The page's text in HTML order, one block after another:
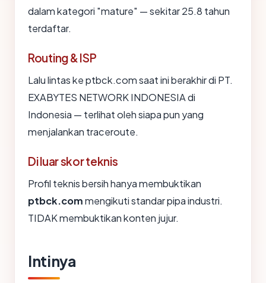
dalam kategori "mature" — sekitar 25.8 tahun
terdaftar.
Routing & ISP
Lalu lintas ke ptbck.com saat ini berakhir di PT.
EXABYTES NETWORK INDONESIA di
Indonesia — terlihat oleh siapa pun yang
menjalankan traceroute.
Di luar skor teknis
Profil teknis bersih hanya membuktikan
ptbck.commengikuti standar pipa industri.
TIDAK membuktikan konten jujur.
Intinya